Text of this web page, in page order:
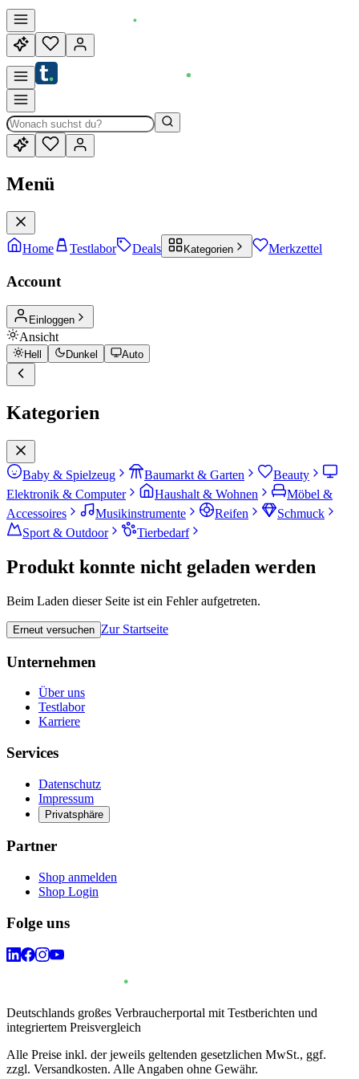
Menü
Home Testlabor Deals Kategorien Merkzettel
Account
Einloggen
Ansicht
Hell Dunkel Auto
Kategorien
Baby & Spielzeug Baumarkt & Garten
Beauty
Elektronik & Computer
Haushalt & Wohnen
Möbel &
Accessoires
Musikinstrumente Reifen
Schmuck
Sport & Outdoor
Tierbedarf
Produkt konnte nicht geladen werden
Beim Laden dieser Seite ist ein Fehler aufgetreten.
Erneut versuchen Zur Startseite
Unternehmen
Über uns
Testlabor
Karriere
Services
Datenschutz
Impressum
Privatsphäre
Partner
Shop anmelden
Shop Login
Folge uns
Deutschlands großes Verbraucherportal mit Testberichten und
integriertem Preisvergleich
Alle Preise inkl. der jeweils geltenden gesetzlichen MwSt., ggf.
zzgl. Versandkosten. Alle Angaben ohne Gewähr.